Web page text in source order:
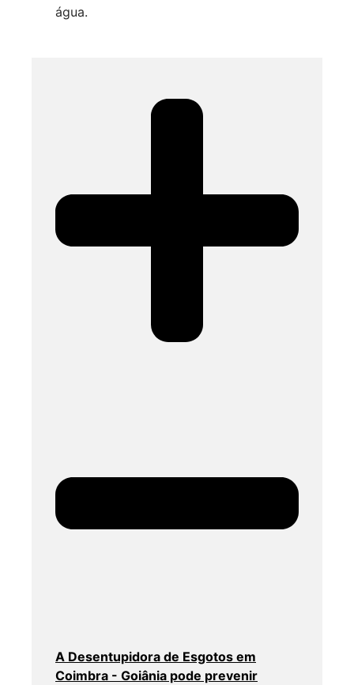
água.
A Desentupidora de Esgotos em
Coimbra - Goiânia pode prevenir